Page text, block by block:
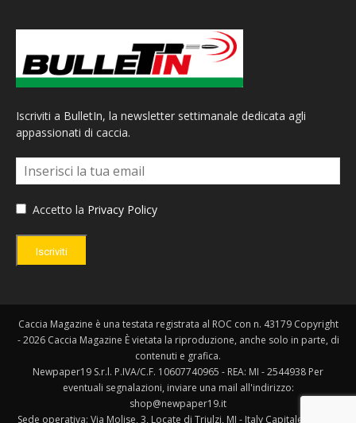
Iscriviti a BulletIn, la newsletter settimanale dedicata agli
appassionati di caccia.
Accetto la Privacy Policy
Iscriviti
Caccia Magazine è una testata registrata al ROC con n. 43179 Copyright
- 2026 Caccia Magazine È vietata la riproduzione, anche solo in parte, di
contenuti e grafica.
Newpaper19 S.r.l. P.IVA/C.F. 10607740965 - REA: MI - 2544938 Per
eventuali segnalazioni, inviare una mail all'indirizzo:
shop@newpaper19.it
Sede operativa: Via Molise, 3, Locate di Triulzi, MI - Italy Capitale Sociale: